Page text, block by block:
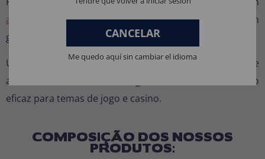
acessórios têxteis para fantasiasou crie um visual em
grupo com
fantasias para grupo e packs económicos
Uma fantasia perfeita para destacar-se em festas de
adultos com uma ideia original, confortável e muito
eficaz para temas de jogo e casino.
COMPOSIÇÃO DOS NOSSOS
PRODUTOS:
CANCELAR
Me quedo aquí sin cambiar el idioma